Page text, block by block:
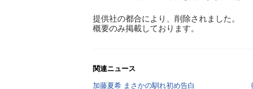
提供社の都合により、削除されました。
概要のみ掲載しております。
関連ニュース
加藤夏希 まさかの馴れ初め告白